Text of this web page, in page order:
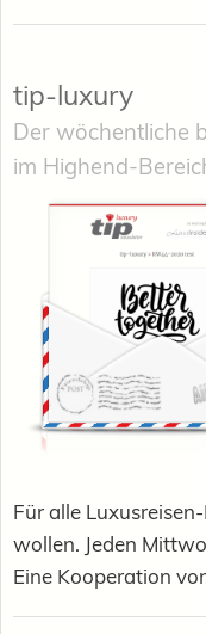
tip-luxury
Der wöchentliche
im Highend-
Für alle
wollen. Jeden
Eine Kooperation